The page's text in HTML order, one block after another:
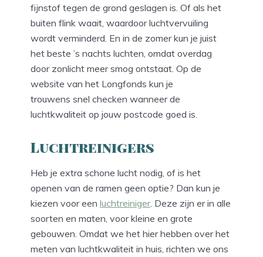
fijnstof tegen de grond geslagen is. Of als het
buiten flink waait, waardoor luchtvervuiling
wordt verminderd. En in de zomer kun je juist
het beste ’s nachts luchten, omdat overdag
door zonlicht meer smog ontstaat. Op de
website van het Longfonds kun je
trouwens snel checken wanneer de
luchtkwaliteit op jouw postcode goed is.
Luchtreinigers
Heb je extra schone lucht nodig, of is het
openen van de ramen geen optie? Dan kun je
kiezen voor een luchtreiniger. Deze zijn er in alle
soorten en maten, voor kleine en grote
gebouwen. Omdat we het hier hebben over het
meten van luchtkwaliteit in huis, richten we ons